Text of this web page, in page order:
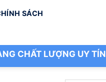
SÁCH
CHẤT LƯỢNG UY TÍN